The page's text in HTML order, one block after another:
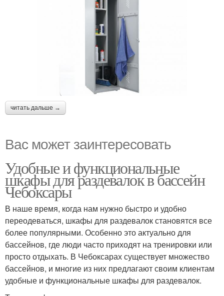
читать дальше →
Вас может заинтересовать
Удобные и функциональные
шкафы для раздевалок в бассейн
Чебоксары
В наше время, когда нам нужно быстро и удобно
переодеваться, шкафы для раздевалок становятся все
более популярными. Особенно это актуально для
бассейнов, где люди часто приходят на тренировки или
просто отдыхать. В Чебоксарах существует множество
бассейнов, и многие из них предлагают своим клиентам
удобные и функциональные шкафы для раздевалок.